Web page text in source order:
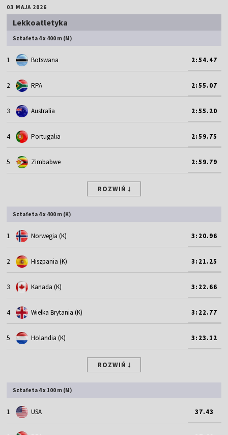
03 MAJA 2026
Lekkoatletyka
Sztafeta 4 x 400 m (M)
1 Botswana 2:54.47
2 RPA 2:55.07
3 Australia 2:55.20
4 Portugalia 2:59.75
5 Zimbabwe 2:59.79
ROZWIŃ
Sztafeta 4 x 400 m (K)
1 Norwegia (K) 3:20.96
2 Hiszpania (K) 3:21.25
3 Kanada (K) 3:22.66
4 Wielka Brytania (K) 3:22.77
5 Holandia (K) 3:23.12
ROZWIŃ
Sztafeta 4 x 100 m (M)
1 USA 37.43